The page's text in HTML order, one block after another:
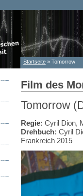
Sie sind hier
Startseite » Tomorrow
Film des
Tomorrow
Regie: Cyril Dion,
Drehbuch: Cyril
Frankreich 2015